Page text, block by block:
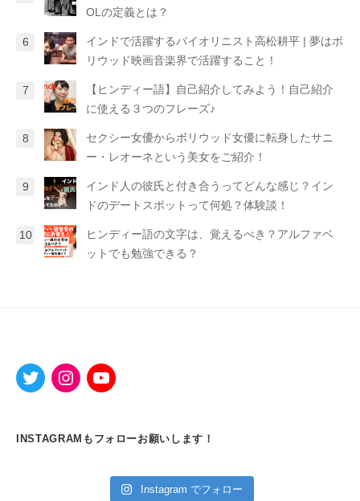
OLの定義とは？
インドで活躍するバイオリニスト高松耕平 | 夢はボ
リウッド映画音楽界で活躍すること！
【ヒンディー語】自己紹介してみよう！自己紹介
に使える３つのフレーズ♪
セクシー女優からボリウッド女優に転身したサニ
ー・レオーネという美女をご紹介！
インド人の彼氏と付き合うってどんな感じ？イン
ドのデートスポットって何処？体験談！
ヒンディー語の文字は、覚えるべき？アルファベ
ットでも勉強できる？
INSTAGRAMもフォローお願いします！
Instagram でフォロー